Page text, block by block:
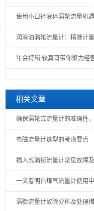
使用小口径液体涡轮流量机
润滑油涡轮流量计：精准计
年会特辑|较真哥带你聚力经
相关文章
确保涡轮式流量计的准确性
电磁流量计选型的考虑要点
插入式涡街流量计常见故障
一文看明白煤气流量计使用
涡街流量计故障分析及处理